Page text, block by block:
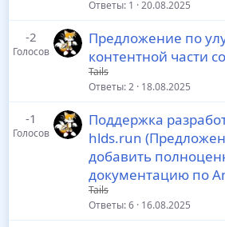
Ответы 1 20.08.2025
-2
Голосов
Предложение по
контентной части
Tails
Ответы 2 18.08.2025
-1
Голосов
Поддержка
hlds.run
добавить
документацию по
Tails
Ответы 6 16.08.2025